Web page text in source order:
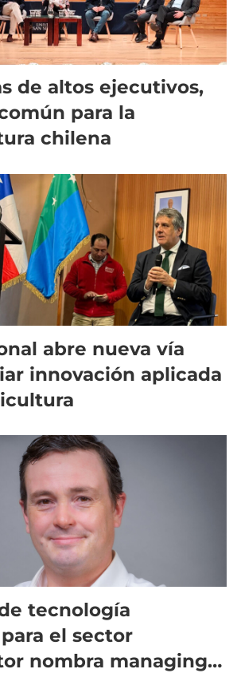
de altos ejecutivos,
para la
chilena
abre nueva vía
innovación aplicada
tecnología
el sector
nombra managing